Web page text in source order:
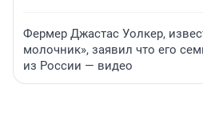
Фермер Джастас Уолкер,
молочник», заявил что его
из России — видео